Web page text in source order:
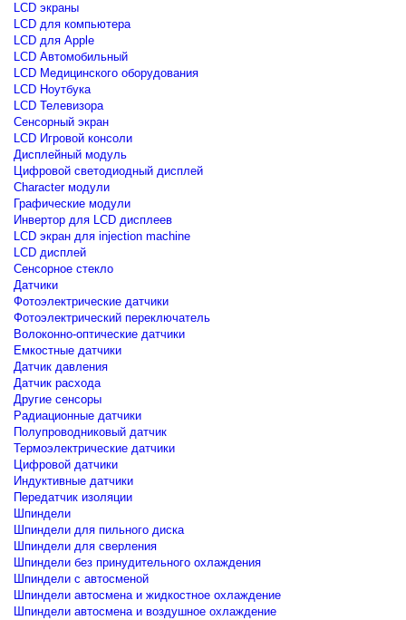
LCD экраны
LCD для компьютера
LCD для Apple
LCD Автомобильный
LCD Медицинского оборудования
LCD Ноутбука
LCD Телевизора
Сенсорный экран
LCD Игровой консоли
Дисплейный модуль
Цифровой светодиодный дисплей
Сharacter модули
Графические модули
Инвертор для LCD дисплеев
LCD экран для injection machine
LCD дисплей
Сенсорное стекло
Датчики
Фотоэлектрические датчики
Фотоэлектрический переключатель
Волоконно-оптические датчики
Емкостные датчики
Датчик давления
Датчик расхода
Другие сенсоры
Радиационные датчики
Полупроводниковый датчик
Термоэлектрические датчики
Цифровой датчики
Индуктивные датчики
Передатчик изоляции
Шпиндели
Шпиндели для пильного диска
Шпиндели для сверления
Шпиндели без принудительного охлаждения
Шпиндели с автосменой
Шпиндели автосмена и жидкостное охлаждение
Шпиндели автосмена и воздушное охлаждение